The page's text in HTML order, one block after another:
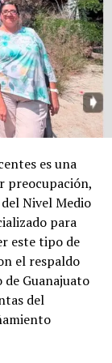
es una
preocupación,
Nivel Medio
para
este tipo de
el respaldo
Guanajuato
del